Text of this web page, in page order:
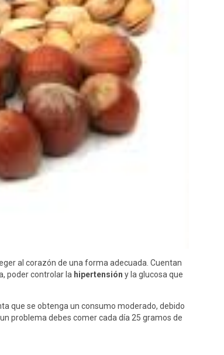
al corazón de una forma adecuada. Cuentan
poder controlar la hipertensión y la glucosa que
que se obtenga un consumo moderado, debido
problema debes comer cada día 25 gramos de